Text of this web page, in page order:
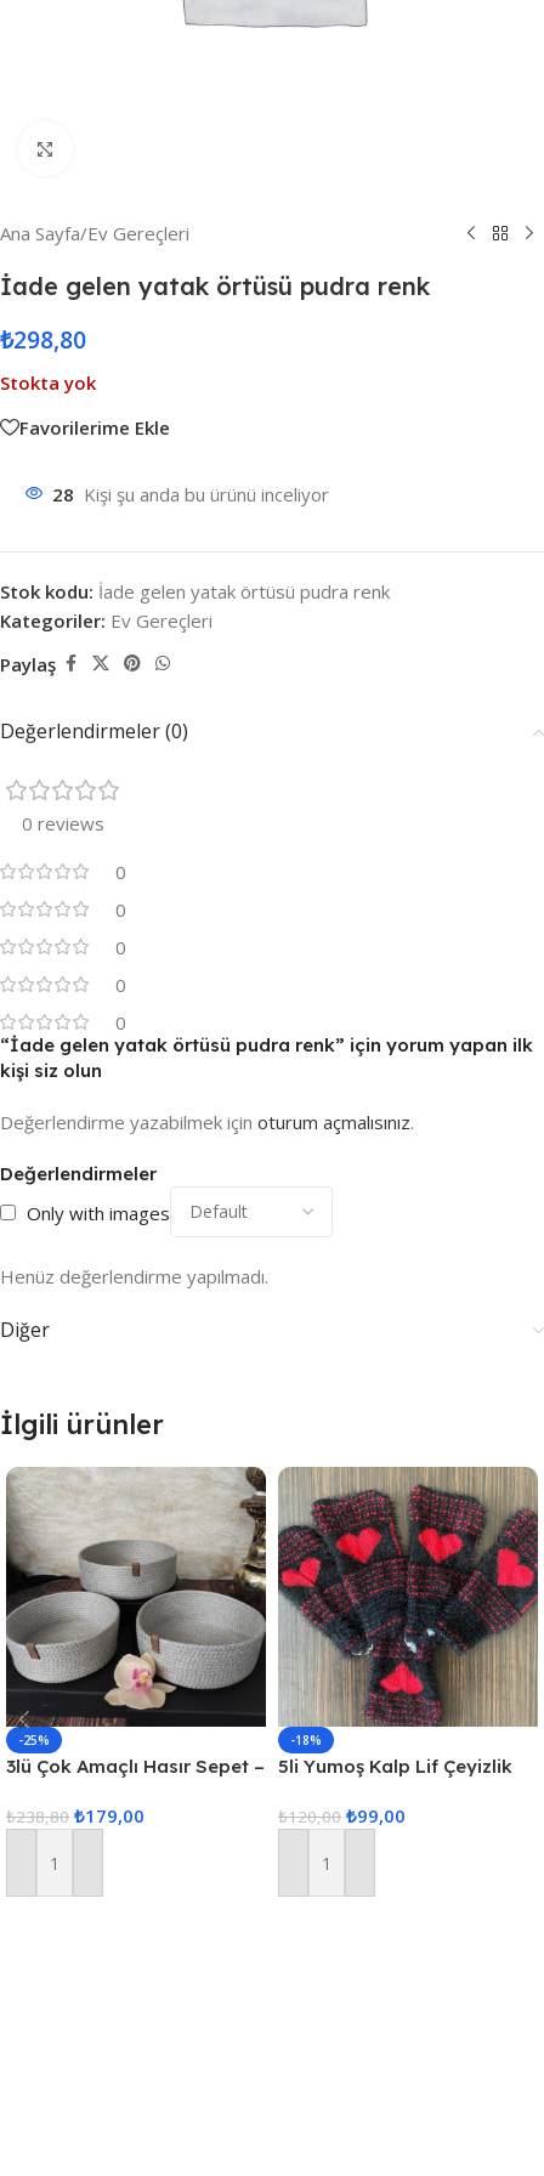
Ana Sayfa/Ev Gereçleri
İade gelen yatak örtüsü pudra renk
₺298,80
Stokta yok
Favorilerime Ekle
28 Kişi şu anda bu ürünü inceliyor
Stok kodu: İade gelen yatak örtüsü pudra renk
Kategoriler: Ev Gereçleri
Paylaş
Değerlendirmeler (0)
0 reviews
0
0
0
0
0
Değerlendirmeler
Only with images
Henüz değerlendirme yapılmadı.
“İade gelen yatak örtüsü pudra renk” için yorum yapan ilk
kişi siz olun
Değerlendirme yazabilmek için oturum açmalısınız.
Diğer
İlgili ürünler
-25%
3lü Çok Amaçlı Hasır Sepet –
₺238,80 ₺179,00
Sepete Ekle
-18%
5li Yumoş Kalp Lif Çeyizlik
₺120,00 ₺99,00
Sepete Ekle